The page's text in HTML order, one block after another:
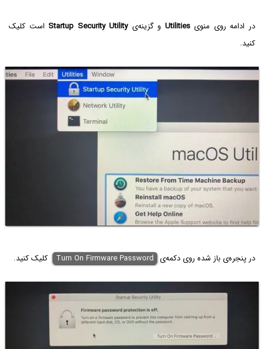
در ادامه روی منویUtilities و گزینه‌یStartup Security Utility است کلیک
کنید.
در پنجره‌ی باز شده روی دکمه‌ی Turn On Firmware Password کلیک کنید.